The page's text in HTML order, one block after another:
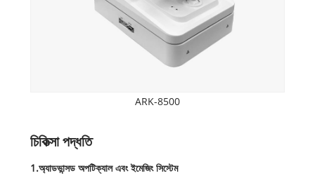
ARK-8500
চিকিত্সা পদ্ধতি
1.অ্যাডভান্সড অপটিক্যাল এবং ইমেজিং সিস্টেম